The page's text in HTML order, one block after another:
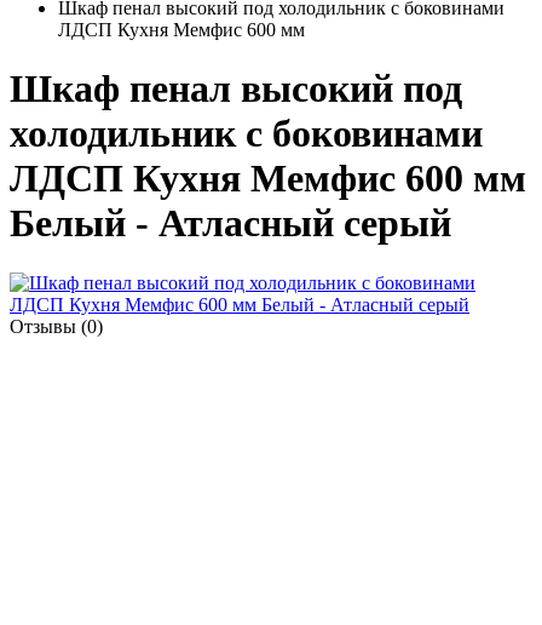
Шкаф пенал высокий под холодильник с боковинами
ЛДСП Кухня Мемфис 600 мм
Шкаф пенал высокий под
холодильник с боковинами
ЛДСП Кухня Мемфис 600 мм
Белый - Атласный серый
Отзывы (0)